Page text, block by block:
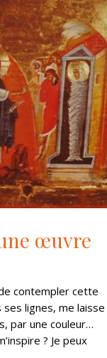
œuvre
contempler cette
ses lignes, me laisse
par une couleur…
? Je peux